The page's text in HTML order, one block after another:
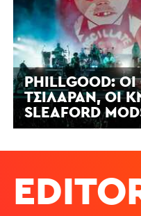
PHILLGOOD:
ΤΣΊΛΑΡΑΝ, ΟΙ
SLEAFORD